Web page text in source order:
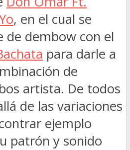
, en el cual se
de dembow con el
para darle a
de
artista. De todos
de las variaciones
ejemplo
patrón y sonido